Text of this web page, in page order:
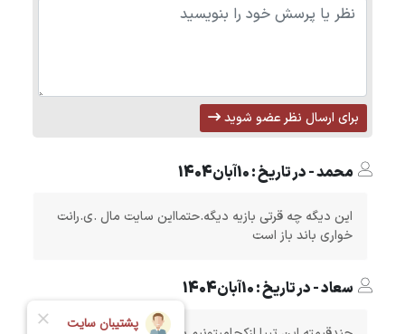
برای ارسال نظر عضو شوید
محمد - در تاریخ : 10آبان1404
این دیگه چه قرتی بازیه دیگه.حتمااین سایت مال .ی.رانت
خواری باند باز است
سعاد - در تاریخ : 10آبان1404